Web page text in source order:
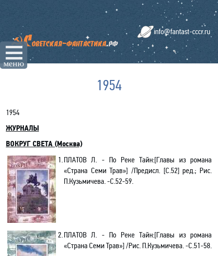
☰
меню
info@fantast-cccr.ru
1954
1954
ЖУРНАЛЫ
ВОКРУГ СВЕТА (Москва)
1.ПЛАТОВ Л. - По Реке Тайн:[Главы из романа
«Страна Семи Трав»] /Предисл. [С.52] ред.; Рис.
П.Кузьмичева. -С.52-59.
2.ПЛАТОВ Л. - По Реке Тайн:[Главы из романа
«Страна Семи Трав»] /Рис. П.Кузьмичева. -С.51-58.